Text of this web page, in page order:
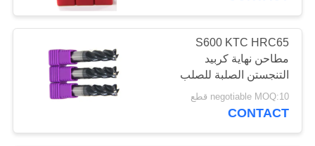
S600 KTC HRC65
مطاحن نهاية كربيد
التنجستن الصلبة للصلب
الأسود الرمادي اللون
negotiable MOQ:10 قطع
CONTACT